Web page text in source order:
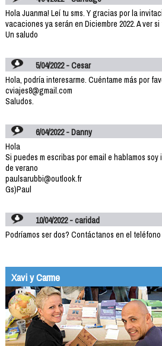
Hola Juanma! Leí tu sms. Y gracias por la
vacaciones ya serán en Diciembre 2022. A ver
Un saludo
5/04/2022 - Cesar
Hola, podría interesarme. Cuéntame más por
cviajes8@gmail.com
Saludos.
6/04/2022 - Danny
Hola
Si puedes m escribas por email e hablamos
de verano
paulsarubbi@outlook.fr
Gs)Paul
10/04/2022 - caridad
Podríamos ser dos? Contáctanos en el teléfono
Xavi y Carme